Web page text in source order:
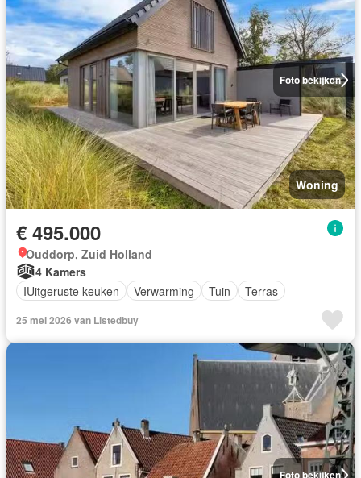
Foto bekijken
Woning
€ 495.000
Ouddorp, Zuid Holland
4 Kamers
IUitgeruste keuken
Verwarming Tuin Terras
25 mei 2026 van Listedbuy
Foto bekijken